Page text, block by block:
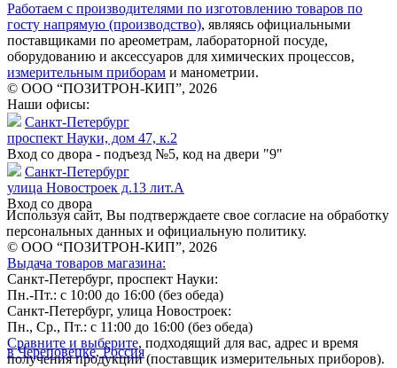
Работаем с производителями по изготовлению товаров по
госту напрямую (производство), являясь официальными
поставщиками по ареометрам, лабораторной посуде,
оборудованию и аксессуаров для химических процессов,
измерительным приборам и манометрии.
© ООО “ПОЗИТРОН-КИП”, 2026
Наши офисы:
Санкт-Петербург
проспект Науки, дом 47, к.2
Вход со двора - подъезд №5, код на двери "9"
Санкт-Петербург
улица Новостроек д.13 лит.А
Вход со двора
Используя сайт, Вы подтверждаете свое согласие на обработку
персональных данных и официальную политику.
© ООО “ПОЗИТРОН-КИП”, 2026
Выдача товаров магазина:
Санкт-Петербург, проспект Науки:
Пн.-Пт.: с 10:00 до 16:00 (без обеда)
Санкт-Петербург, улица Новостроек:
Пн., Ср., Пт.: с 11:00 до 16:00 (без обеда)
Сравните и выберите, подходящий для вас, адрес и время
получения продукции (поставщик измерительных приборов).
в Череповецке, Россия